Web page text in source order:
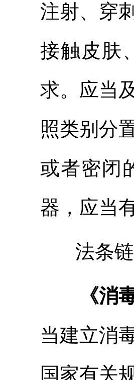
注射、穿
接触皮肤
求。应当
照类别分
或者密闭
器，应当
法条
《消
当建立消
国家有关